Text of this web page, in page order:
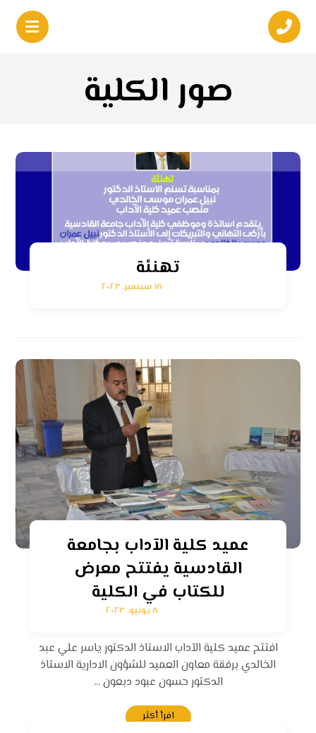
صور الكلية
تهنئة
١٨ سبتمبر، ٢٠٢٣
عميد كلية الآداب بجامعة
القادسية يفتتح معرض
للكتاب في الكلية
٨ يونيو، ٢٠٢٣
افتتح عميد كلية الآداب الاستاذ الدكتور ياسر علي عبد
الخالدي برفقة معاون العميد للشؤون الادارية الاستاذ
الدكتور حسون عبود دبعون ...
اقرأ أكثر